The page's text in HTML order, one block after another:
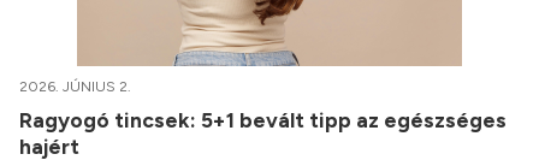
2026. JÚNIUS 2.
Ragyogó tincsek: 5+1 bevált tipp az egészséges
hajért